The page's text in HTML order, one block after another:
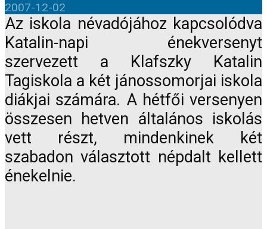
2007-12-02
Az iskola névadójához kapcsolódva
Katalin-napi énekversenyt
szervezett a Klafszky Katalin
Tagiskola a két jánossomorjai iskola
diákjai számára. A hétfői versenyen
összesen hetven általános iskolás
vett részt, mindenkinek két
szabadon választott népdalt kellett
énekelnie.